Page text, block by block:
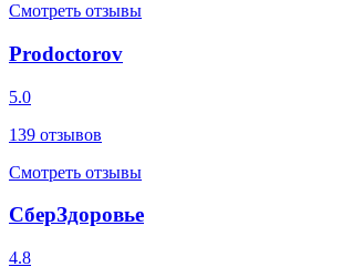
Смотреть отзывы
Prodoctorov
5.0
139 отзывов
Смотреть отзывы
СберЗдоровье
4.8